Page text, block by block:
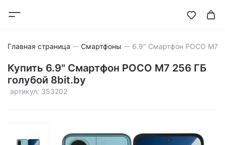
Главная страница Смартфоны
Купить 6.9" Смартфон POCO M7 256 ГБ
голубой 8bit.by
артикул: 353202